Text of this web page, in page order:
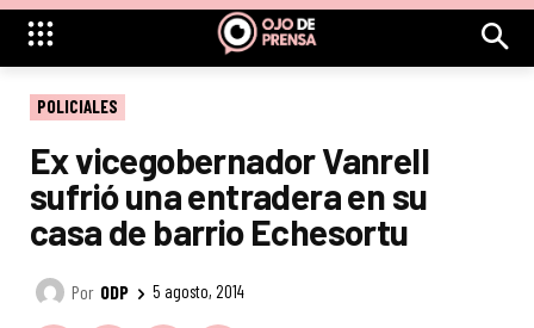
POLICIALES
Ex vicegobernador Vanrell
sufrió una entradera en su
casa de barrio Echesortu
Por ODP 5 agosto, 2014